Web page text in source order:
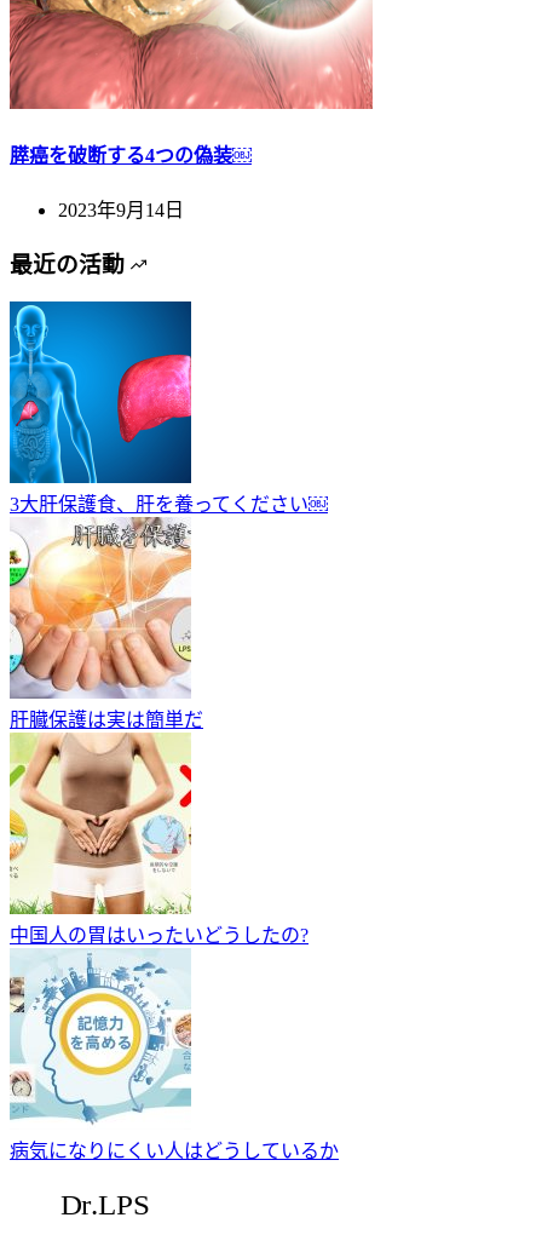
膵癌を破断する4つの偽装￼
2023年9月14日
最近の活動
3大肝保護食、肝を養ってください￼
肝臓保護は実は簡単だ
中国人の胃はいったいどうしたの?
病気になりにくい人はどうしているか